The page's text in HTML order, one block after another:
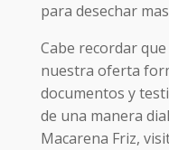
para desechar
Cabe recordar
nuestra oferta
documentos y
de una manera
Macarena Friz,